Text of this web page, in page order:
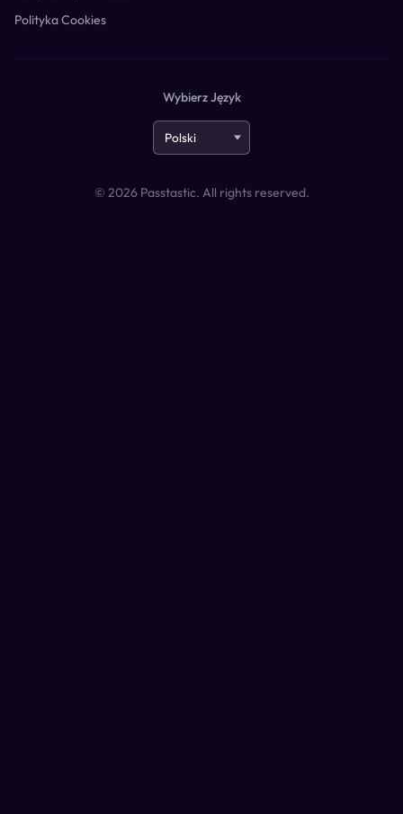
Polityka Cookies
Wybierz Język
© 2026Passtastic. All rights reserved.